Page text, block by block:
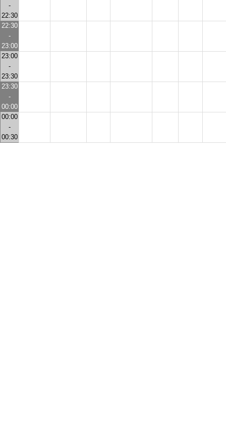
-
22:30
22:30
-
23:00
23:00
-
23:30
23:30
-
00:00
00:00
-
00:30